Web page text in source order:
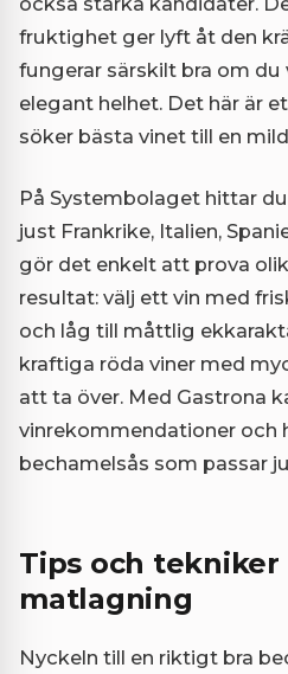
fruktighet ger lyft åt den
fungerar särskilt bra om du
elegant helhet. Det här är
söker bästa vinet till en
På Systembolaget hittar
just Frankrike, Italien,
gör det enkelt att prova
resultat: välj ett vin med
och låg till måttlig
kraftiga röda viner med
att ta över. Med Gastrona
vinrekommendationer och
bechamelsås som passar
Tips och
matlagning
Nyckeln till en riktigt bra